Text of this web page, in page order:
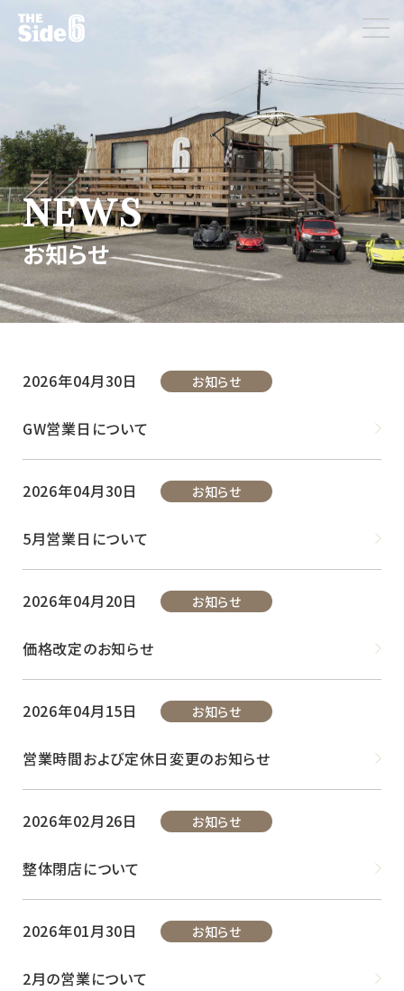
NEWS
お知らせ
2026年04月30日 お知らせ
GW営業日について
2026年04月30日 お知らせ
5月営業日について
2026年04月20日 お知らせ
価格改定のお知らせ
2026年04月15日 お知らせ
営業時間および定休日変更のお知らせ
2026年02月26日 お知らせ
整体閉店について
2026年01月30日 お知らせ
2月の営業について